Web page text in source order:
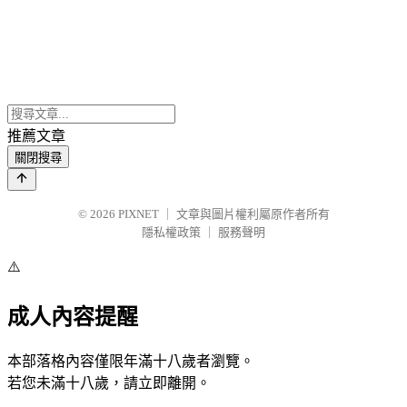
推薦文章
關閉搜尋
© 2026 PIXNET
文章與圖片權利屬原作者所有
隱私權政策
服務聲明
⚠️
成人內容提醒
本部落格內容僅限年滿十八歲者瀏覽。
若您未滿十八歲，請立即離開。